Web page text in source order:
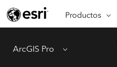
Productos
ARCGIS
ArcGIS Pro Menu